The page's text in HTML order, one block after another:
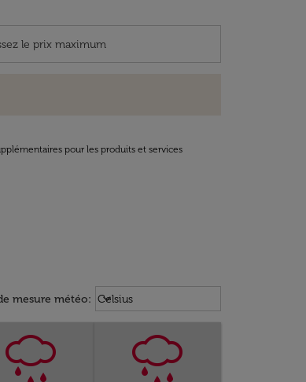
pour les produits et services
mesure météo: Weather unit option Celsius
Celsius
keyboard_arrow_down